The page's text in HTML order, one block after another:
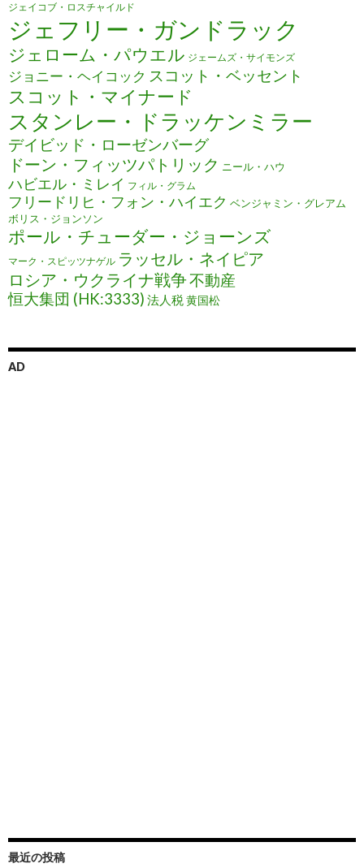
ジェイコブ・ロスチャイルド
ジェフリー・ガンドラック
ジェローム・パウエル ジェームズ・サイモンズ
ジョニー・ヘイコック スコット・ベッセント
スコット・マイナード
スタンレー・ドラッケンミラー
デイビッド・ローゼンバーグ
ドーン・フィッツパトリック ニール・ハウ
ハビエル・ミレイ フィル・グラム
フリードリヒ・フォン・ハイエク ベンジャミン・グレアム
ボリス・ジョンソン
ポール・チューダー・ジョーンズ
マーク・スピッツナゲル ラッセル・ネイピア
ロシア・ウクライナ戦争不動産
恒大集団 (HK:3333) 法人税黄国松
AD
最近の投稿